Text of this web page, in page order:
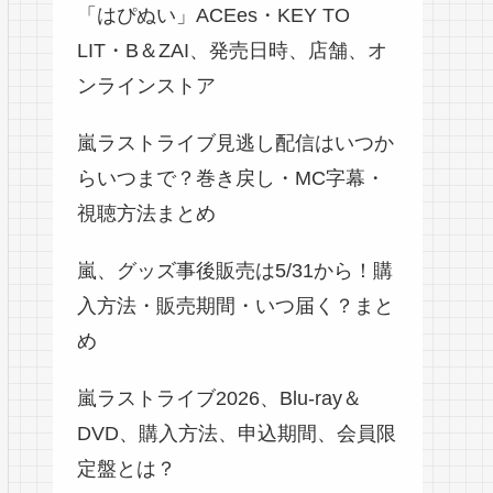
「はぴぬい」ACEes・KEY TO
LIT・B＆ZAI、発売日時、店舗、オ
ンラインストア
嵐ラストライブ見逃し配信はいつか
らいつまで？巻き戻し・MC字幕・
視聴方法まとめ
嵐、グッズ事後販売は5/31から！購
入方法・販売期間・いつ届く？まと
め
嵐ラストライブ2026、Blu-ray＆
DVD、購入方法、申込期間、会員限
定盤とは？